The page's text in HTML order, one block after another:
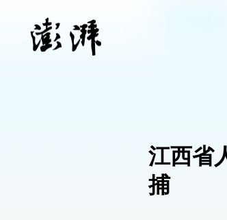
江西省
捕